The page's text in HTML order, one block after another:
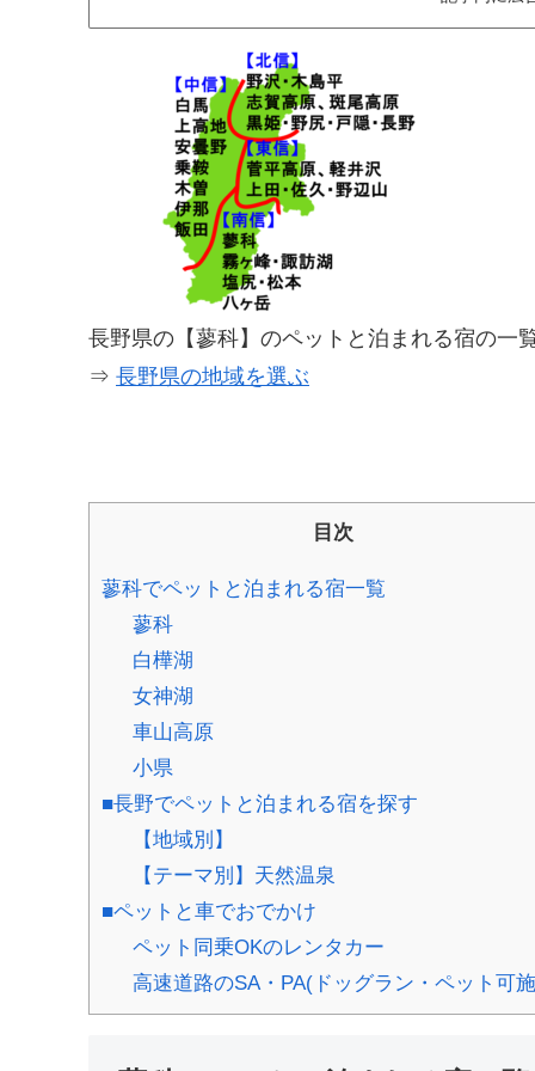
長野県の【蓼科】のペットと泊まれる宿の一
⇒ 長野県の地域を選ぶ
目次
蓼科でペットと泊まれる宿一覧
蓼科
白樺湖
女神湖
車山高原
小県
■長野でペットと泊まれる宿を探す
【地域別】
【テーマ別】天然温泉
■ペットと車でおでかけ
ペット同乗OKのレンタカー
高速道路のSA・PA(ドッグラン・ペット可